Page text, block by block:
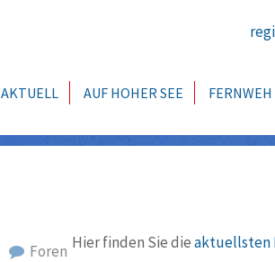
AKTUELL AUF HOHER SEE FERNWEH
Hier finden Sie dieaktuellsten
Foren